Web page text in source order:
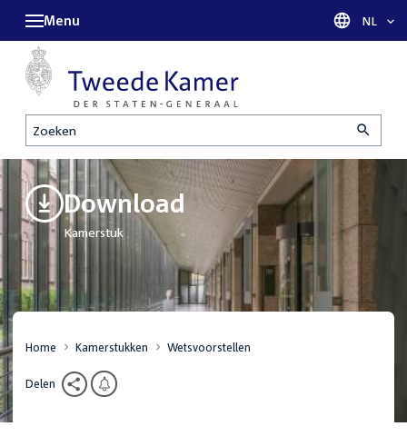
Zoeken
Menu Taal
NL
Download
Kamerstuk
Home Kamerstukken Wetsvoorstellen
Delen